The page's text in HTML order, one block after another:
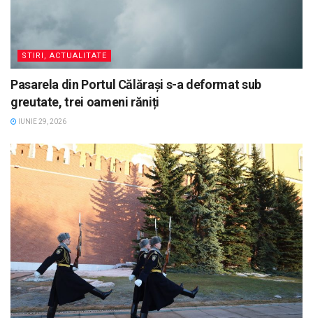
STIRI, ACTUALITATE
Pasarela din Portul Călărași s-a deformat sub
greutate, trei oameni răniți
IUNIE 29, 2026